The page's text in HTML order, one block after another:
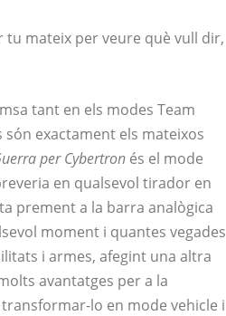
tu mateix per veure què vull dir,
tant en els modes Team
exactament els mateixos
per Cybertron és el mode
en qualsevol tirador en
prement a la barra analògica
moment i quantes vegades
i armes, afegint una altra
avantatges per a la
lo en mode vehicle i